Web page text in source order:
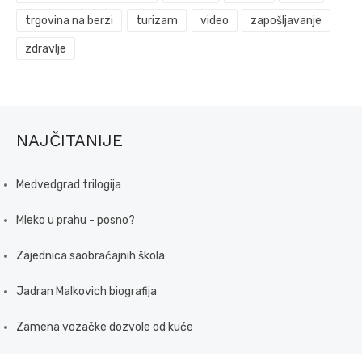
trgovina na berzi turizam video zapošljavanje
zdravlje
NAJČITANIJE
Medvedgrad trilogija
Mleko u prahu - posno?
Zajednica saobraćajnih škola
Jadran Malkovich biografija
Zamena vozačke dozvole od kuće